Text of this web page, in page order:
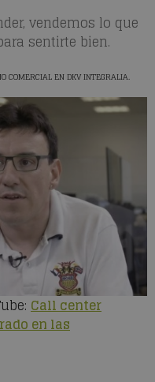
vendemos lo que
sentirte bien.
COMERCIAL EN DKV INTEGRALIA.
Call center
en las